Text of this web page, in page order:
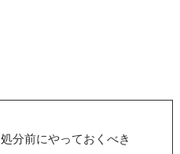
分前にやっておくべき